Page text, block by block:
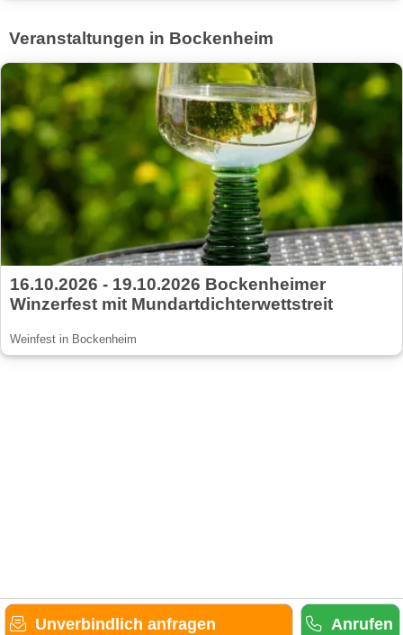
Veranstaltungen in Bockenheim
16.10.2026 - 19.10.2026 Bockenheimer
Winzerfest mit Mundartdichterwettstreit
Weinfest in Bockenheim
Unverbindlich anfragen Anrufen